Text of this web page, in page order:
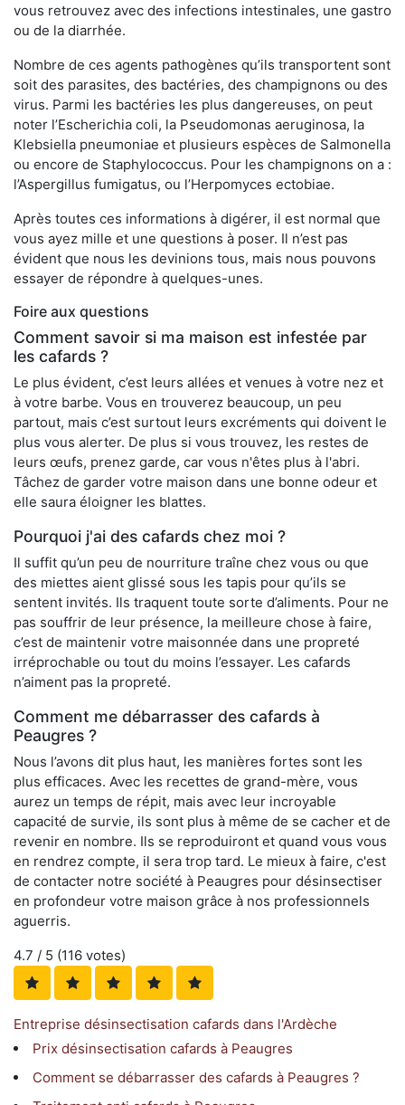
vous retrouvez avec des infections intestinales, une gastro
ou de la diarrhée.
Nombre de ces agents pathogènes qu’ils transportent sont
soit des parasites, des bactéries, des champignons ou des
virus. Parmi les bactéries les plus dangereuses, on peut
noter l’Escherichia coli, la Pseudomonas aeruginosa, la
Klebsiella pneumoniae et plusieurs espèces de Salmonella
ou encore de Staphylococcus. Pour les champignons on a :
l’Aspergillus fumigatus, ou l’Herpomyces ectobiae.
Après toutes ces informations à digérer, il est normal que
vous ayez mille et une questions à poser. Il n’est pas
évident que nous les devinions tous, mais nous pouvons
essayer de répondre à quelques-unes.
Foire aux questions
Comment savoir si ma maison est infestée par
les cafards ?
Le plus évident, c’est leurs allées et venues à votre nez et
à votre barbe. Vous en trouverez beaucoup, un peu
partout, mais c’est surtout leurs excréments qui doivent le
plus vous alerter. De plus si vous trouvez, les restes de
leurs œufs, prenez garde, car vous n'êtes plus à l'abri.
Tâchez de garder votre maison dans une bonne odeur et
elle saura éloigner les blattes.
Pourquoi j'ai des cafards chez moi ?
Il suffit qu’un peu de nourriture traîne chez vous ou que
des miettes aient glissé sous les tapis pour qu’ils se
sentent invités. Ils traquent toute sorte d’aliments. Pour ne
pas souffrir de leur présence, la meilleure chose à faire,
c’est de maintenir votre maisonnée dans une propreté
irréprochable ou tout du moins l’essayer. Les cafards
n’aiment pas la propreté.
Comment me débarrasser des cafards à
Peaugres ?
Nous l’avons dit plus haut, les manières fortes sont les
plus efficaces. Avec les recettes de grand-mère, vous
aurez un temps de répit, mais avec leur incroyable
capacité de survie, ils sont plus à même de se cacher et de
revenir en nombre. Ils se reproduiront et quand vous vous
en rendrez compte, il sera trop tard. Le mieux à faire, c'est
de contacter notre société à Peaugres pour désinsectiser
en profondeur votre maison grâce à nos professionnels
aguerris.
4.7 / 5 (116 votes)
Entreprise désinsectisation cafards dans l'Ardèche
Prix désinsectisation cafards à Peaugres
Comment se débarrasser des cafards à Peaugres ?